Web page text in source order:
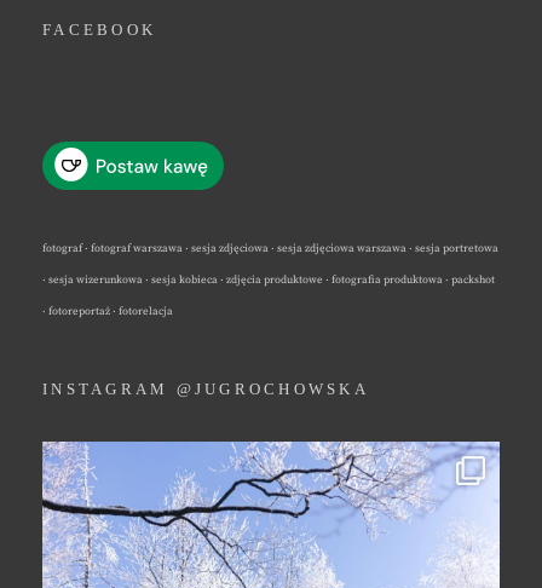
FACEBOOK
fotograf · fotograf warszawa · sesja zdjęciowa · sesja zdjęciowa warszawa · sesja portretowa
· sesja wizerunkowa · sesja kobieca · zdjęcia produktowe · fotografia produktowa · packshot
· fotoreportaż · fotorelacja
INSTAGRAM @JUGROCHOWSKA